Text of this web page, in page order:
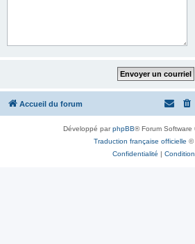
Accueil du forum
Développé parphpBB® Forum Software
Traduction française officielle ©
Confidentialité |